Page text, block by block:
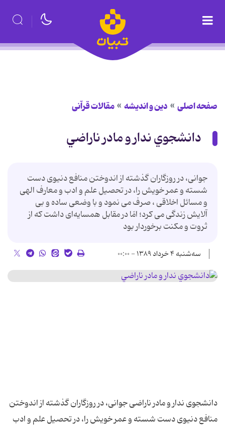
صفحه اصلی دین و اندیشه مقالات قرآنی
دانشجوي ندار و مادر ناراضي
جوانی، در روزگاران گذشته از اندوختن منافع دنیوی دست
شسته و عمر خویش را، در تحصیل علم و ادب و معارف الهی
و مسائل اخلاقی ، صرف می نمود و با وضعی ساده و بی
آلایش زندگی می کرد؛ امّا در مقابل همسایه‌ای داشت که از
ثروت و مکنت برخوردار بود
سه‌شنبه ۴ خرداد ۱۳۸۹ - ۰۰:۰۰
دانشجوی ندار و مادر ناراضی جوانی، در روزگاران گذشته از اندوختن
منافع دنیوی دست شسته و عمر خویش را، در تحصیل علم و ادب